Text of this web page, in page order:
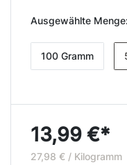
Ausgewählte Menge:
100 Gramm
13,99 €*
27,98 € / Kilogramm